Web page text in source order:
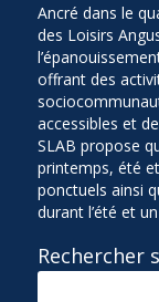
Ancré dans le
des Loisirs
offrant des
accessibles et
SLAB propose
printemps, été
ponctuels ainsi
durant l’été et
Rechercher